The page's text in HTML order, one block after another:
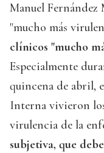
Manuel Fernández
"mucho más
clínicos "mucho
Especialmente
quincena de abril,
Interna vivieron
virulencia de la
subjetiva, que